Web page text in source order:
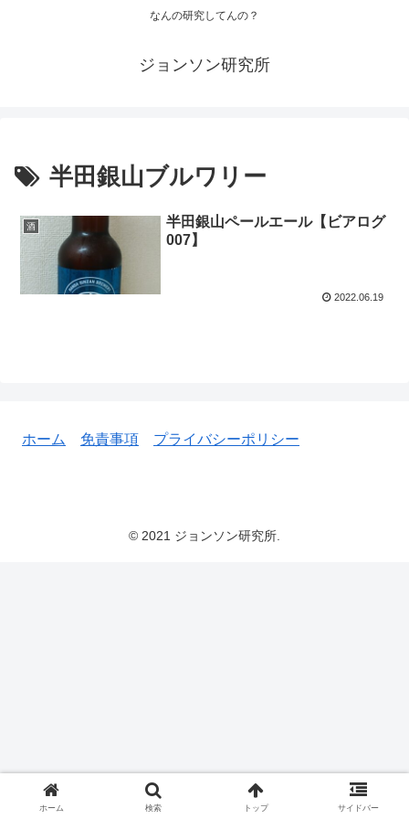
なんの研究してんの？
ジョンソン研究所
半田銀山ブルワリー
酒
半田銀山ペールエール【ビアログ
007】
2022.06.19
ホーム 免責事項 プライバシーポリシー
© 2021 ジョンソン研究所.
ホーム 検索 トップ サイドバー